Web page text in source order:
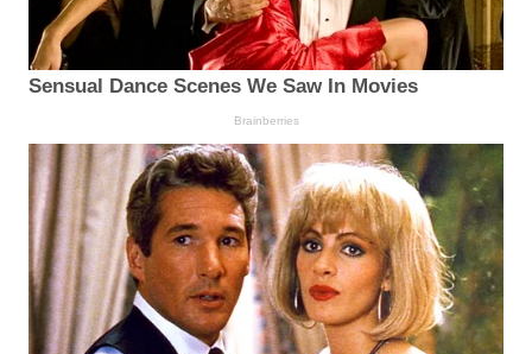
Sensual Dance Scenes We Saw In Movies
Brainberries